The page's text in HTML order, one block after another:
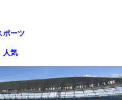
ポーツ
人気